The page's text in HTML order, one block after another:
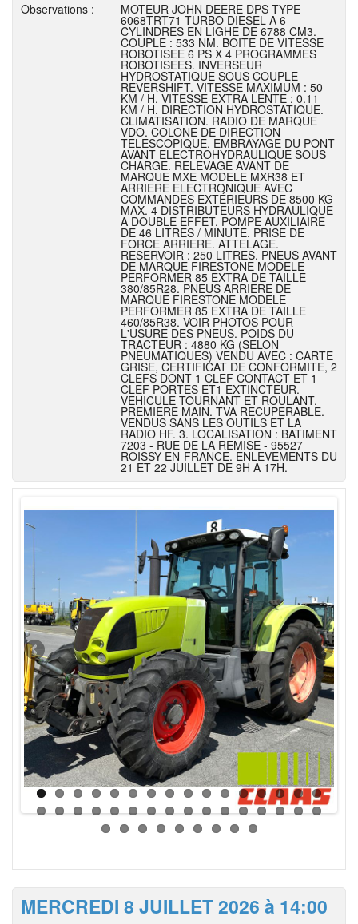
Observations :
MOTEUR JOHN DEERE DPS TYPE
6068TRT71 TURBO DIESEL A 6
CYLINDRES EN LIGHE DE 6788 CM3.
COUPLE : 533 NM. BOITE DE VITESSE
ROBOTISEE 6 PS X 4 PROGRAMMES
ROBOTISEES. INVERSEUR
HYDROSTATIQUE SOUS COUPLE
REVERSHIFT. VITESSE MAXIMUM : 50
KM / H. VITESSE EXTRA LENTE : 0.11
KM / H. DIRECTION HYDROSTATIQUE.
CLIMATISATION. RADIO DE MARQUE
VDO. COLONE DE DIRECTION
TELESCOPIQUE. EMBRAYAGE DU PONT
AVANT ELECTROHYDRAULIQUE SOUS
CHARGE. RELEVAGE AVANT DE
MARQUE MXE MODELE MXR38 ET
ARRIERE ELECTRONIQUE AVEC
COMMANDES EXTÉRIEURS DE 8500 KG
MAX. 4 DISTRIBUTEURS HYDRAULIQUE
A DOUBLE EFFET. POMPE AUXILIAIRE
DE 46 LITRES / MINUTE. PRISE DE
FORCE ARRIERE. ATTELAGE.
RESERVOIR : 250 LITRES. PNEUS AVANT
DE MARQUE FIRESTONE MODELE
PERFORMER 85 EXTRA DE TAILLE
380/85R28. PNEUS ARRIERE DE
MARQUE FIRESTONE MODELE
PERFORMER 85 EXTRA DE TAILLE
460/85R38. VOIR PHOTOS POUR
L'USURE DES PNEUS. POIDS DU
TRACTEUR : 4880 KG (SELON
PNEUMATIQUES) VENDU AVEC : CARTE
GRISE, CERTIFICAT DE CONFORMITE, 2
CLEFS DONT 1 CLEF CONTACT ET 1
CLEF PORTES ET1 EXTINCTEUR.
VEHICULE TOURNANT ET ROULANT.
PREMIERE MAIN. TVA RECUPERABLE.
VENDUS SANS LES OUTILS ET LA
RADIO HF. 3. LOCALISATION : BATIMENT
7203 - RUE DE LA REMISE - 95527
ROISSY-EN-FRANCE. ENLEVEMENTS DU
21 ET 22 JUILLET DE 9H A 17H.
MERCREDI 8 JUILLET 2026 à 14:00